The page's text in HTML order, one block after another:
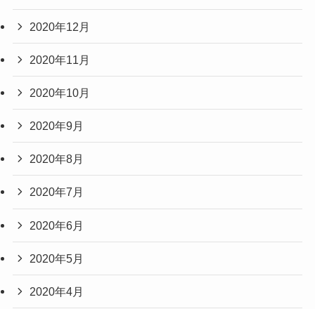
2020年12月
2020年11月
2020年10月
2020年9月
2020年8月
2020年7月
2020年6月
2020年5月
2020年4月